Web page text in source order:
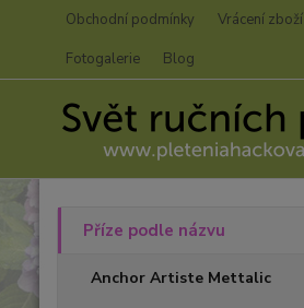
Obchodní podmínky Vrácení zboží
Fotogalerie
Blog
Příze podle názvu
Anchor Artiste Mettalic